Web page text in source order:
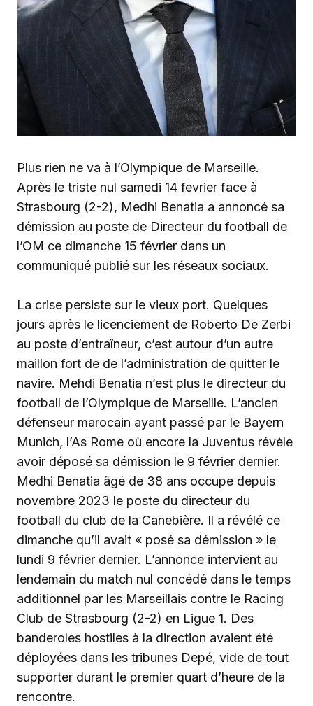
‎Plus rien ne va à l’Olympique de Marseille.
Après le triste nul samedi 14 fevrier face à
Strasbourg (2-2), Medhi Benatia a annoncé sa
démission au poste de Directeur du football de
l’OM ce dimanche 15 février dans un
communiqué publié sur les réseaux sociaux.
‎La crise persiste sur le vieux port. Quelques
jours après le licenciement de Roberto De Zerbi
au poste d’entraîneur, c’est autour d’un autre
maillon fort de de l’administration de quitter le
navire. Mehdi Benatia n’est plus le directeur du
football de l’Olympique de Marseille. L’ancien
défenseur marocain ayant passé par le Bayern
Munich, l’As Rome où encore la Juventus révèle
avoir déposé sa démission le 9 février dernier.
‎Medhi Benatia âgé de 38 ans occupe depuis
novembre 2023 le poste du directeur du
football du club de la Canebière. Il a révélé ce
dimanche qu’il avait « posé sa démission » le
lundi 9 février dernier. L’annonce intervient au
lendemain du match nul concédé dans le temps
additionnel par les Marseillais contre le Racing
Club de Strasbourg (2-2) en Ligue 1. Des
banderoles hostiles à la direction avaient été
déployées dans les tribunes Depé, vide de tout
supporter durant le premier quart d’heure de la
rencontre.